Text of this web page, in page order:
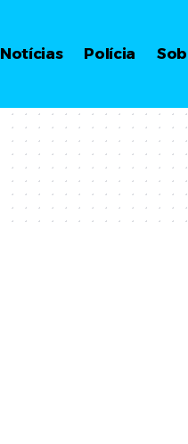
Notícias Polícia